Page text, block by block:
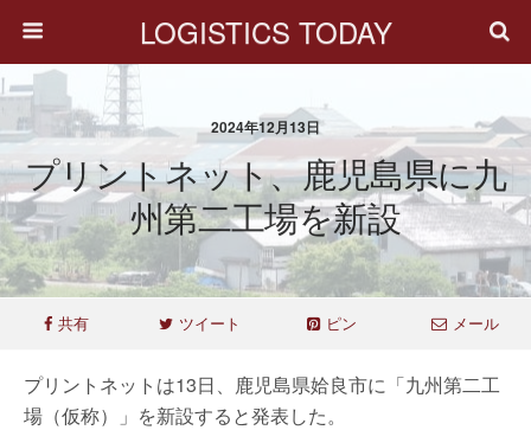
LOGISTICS TODAY
2024年12月13日
プリントネット、鹿児島県に九
州第二工場を新設
共有 ツイート ピン メール
プリントネットは13日、鹿児島県姶良市に「九州第二工
場（仮称）」を新設すると発表した。